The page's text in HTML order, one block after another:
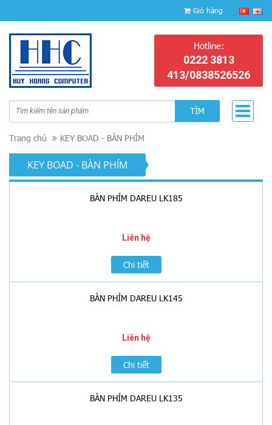
Giỏ hàng
Hotline:
0222 3813
413/0838526526
TÌM
Trang chủ KEY BOAD - BÀN PHÍM
KEY BOAD - BÀN PHÍM
BÀN PHÍM DAREU LK185
Liên hệ
Chi tiết
BÀN PHÍM DAREU LK145
Liên hệ
Chi tiết
BÀN PHÍM DAREU LK135